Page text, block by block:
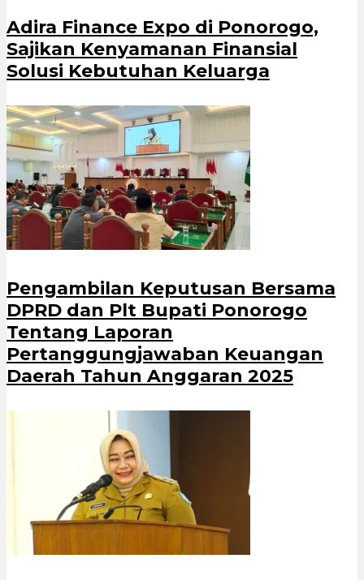
Adira Finance Expo di Ponorogo,
Sajikan Kenyamanan Finansial
Solusi Kebutuhan Keluarga
Pengambilan Keputusan Bersama
DPRD dan Plt Bupati Ponorogo
Tentang Laporan
Pertanggungjawaban Keuangan
Daerah Tahun Anggaran 2025